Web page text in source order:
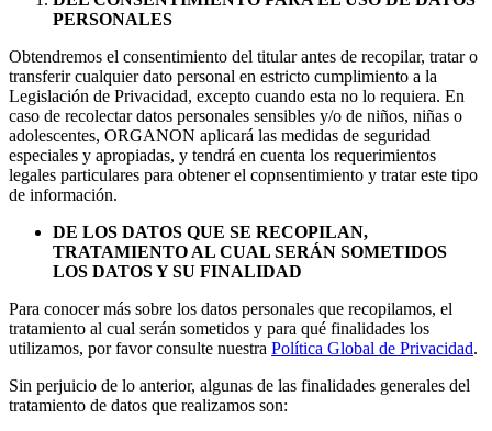
PERSONALES
Obtendremos el consentimiento del titular antes de recopilar, tratar o
transferir cualquier dato personal en estricto cumplimiento a la
Legislación de Privacidad, excepto cuando esta no lo requiera. En
caso de recolectar datos personales sensibles y/o de niños, niñas o
adolescentes, ORGANON aplicará las medidas de seguridad
especiales y apropiadas, y tendrá en cuenta los requerimientos
legales particulares para obtener el copnsentimiento y tratar este tipo
de información.
DE LOS DATOS QUE SE RECOPILAN,
TRATAMIENTO AL CUAL SERÁN SOMETIDOS
LOS DATOS Y SU FINALIDAD
Para conocer más sobre los datos personales que recopilamos, el
tratamiento al cual serán sometidos y para qué finalidades los
utilizamos, por favor consulte nuestra Política Global de Privacidad.
Sin perjuicio de lo anterior, algunas de las finalidades generales del
tratamiento de datos que realizamos son: